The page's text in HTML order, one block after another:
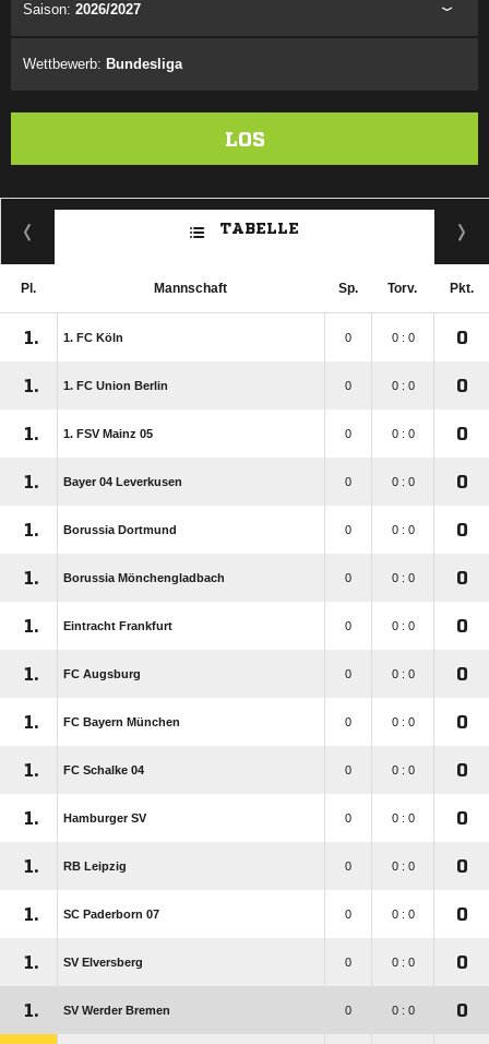
Saison: 2026/2027
Wettbewerb: Bundesliga
LOS
TABELLE
Pl. Mannschaft Sp. Torv. Pkt.
1. 1. FC Köln 0 0 : 0 0
1. 1. FC Union Berlin 0 0 : 0 0
1. 1. FSV Mainz 05 0 0 : 0 0
1. Bayer 04 Leverkusen 0 0 : 0 0
1. Borussia Dortmund 0 0 : 0 0
1. Borussia Mönchengladbach 0 0 : 0 0
1. Eintracht Frankfurt 0 0 : 0 0
1. FC Augsburg 0 0 : 0 0
1. FC Bayern München 0 0 : 0 0
1. FC Schalke 04 0 0 : 0 0
1. Hamburger SV 0 0 : 0 0
1. RB Leipzig 0 0 : 0 0
1. SC Paderborn 07 0 0 : 0 0
1. SV Elversberg 0 0 : 0 0
1. SV Werder Bremen 0 0 : 0 0